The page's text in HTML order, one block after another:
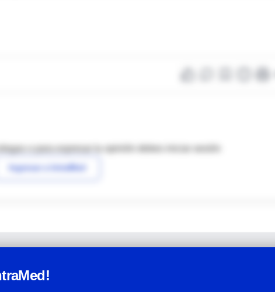
o para expresar tu opinión debes iniciar sesión
Ingresar a IntraMed